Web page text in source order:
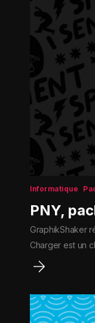
Informatique
PNY,
GraphikShaker
Charger est un